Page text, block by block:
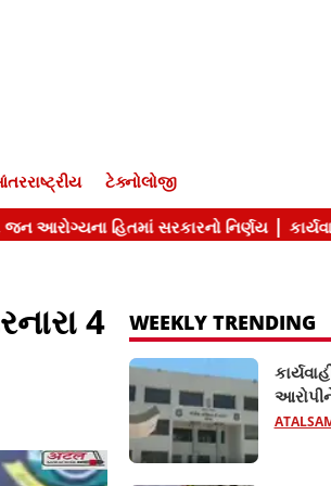
ટેક્નોલોજી
4
WEEKLY TRENDING
આપતા